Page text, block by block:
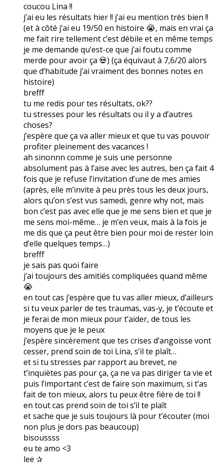
coucou Lina !!
j’ai eu les résultats hier !! j’ai eu mention très bien !!
(et à côté j’ai eu 19/50 en histoire 😭, mais en vrai ça
me fait rire tellement c’est débile et en même temps
je me demande qu’est-ce que j’ai foutu comme
merde pour avoir ça 💀) (ça équivaut à 7,6/20 alors
que d’habitude j’ai vraiment des bonnes notes en
histoire)
brefff
tu me redis pour tes résultats, ok??
tu stresses pour les résultats ou il y a d’autres
choses?
j’espère que ça va aller mieux et que tu vas pouvoir
profiter pleinement des vacances !
ah sinonnn comme je suis une personne
absolument pas à l’aise avec les autres, ben ça fait 4
fois que je refuse l’invitation d’une de mes amies
(après, elle m’invite à peu près tous les deux jours,
alors qu’on s’est vus samedi, genre why not, mais
bon c’est pas avec elle que je me sens bien et que je
me sens moi-même… je m’en veux, mais à la fois je
me dis que ça peut être bien pour moi de rester loin
d’elle quelques temps…)
brefff
je sais pas quoi faire
j’ai toujours des amitiés compliquées quand même
😭
en tout cas j’espère que tu vas aller mieux, d’ailleurs
si tu veux parler de tes traumas, vas-y, je t’écoute et
je ferai de mon mieux pour t’aider, de tous les
moyens que je le peux
j’espère sincèrement que tes crises d’angoisse vont
cesser, prend soin de toi Lina, s’il te plaît…
et si tu stresses par rapport au brevet, ne
t’inquiètes pas pour ça, ça ne va pas diriger ta vie et
puis l’important c’est de faire son maximum, si t’as
fait de ton mieux, alors tu peux être fière de toi !!
en tout cas prend soin de toi s’il te plaît
et sache que je suis toujours là pour t’écouter (moi
non plus je dors pas beaucoup)
bisoussss
eu te amo <3
lee ✰